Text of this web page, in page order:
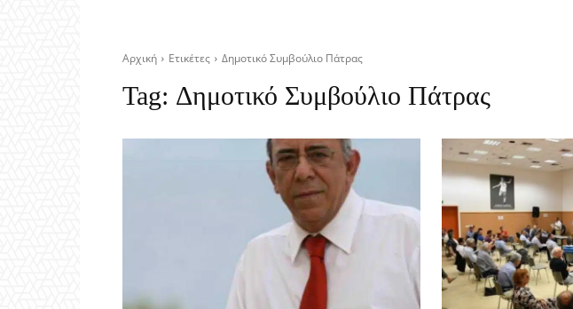
Αρχική Ετικέτες Δημοτικό Συμβούλιο Πάτρας
Tag: Δημοτικό Συμβούλιο Πάτρας